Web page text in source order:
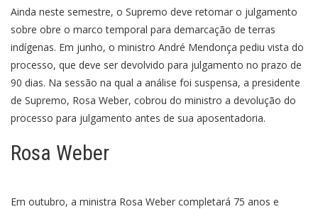
Ainda neste semestre, o Supremo deve retomar o julgamento
sobre obre o marco temporal para demarcação de terras
indígenas. Em junho, o ministro André Mendonça pediu vista do
processo, que deve ser devolvido para julgamento no prazo de
90 dias. Na sessão na qual a análise foi suspensa, a presidente
de Supremo, Rosa Weber, cobrou do ministro a devolução do
processo para julgamento antes de sua aposentadoria.
Rosa Weber
Em outubro, a ministra Rosa Weber completará 75 anos e